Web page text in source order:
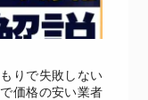
りで失敗しない
価格の安い業者